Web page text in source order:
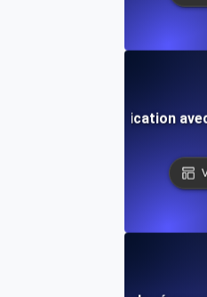
stabilité de l'application